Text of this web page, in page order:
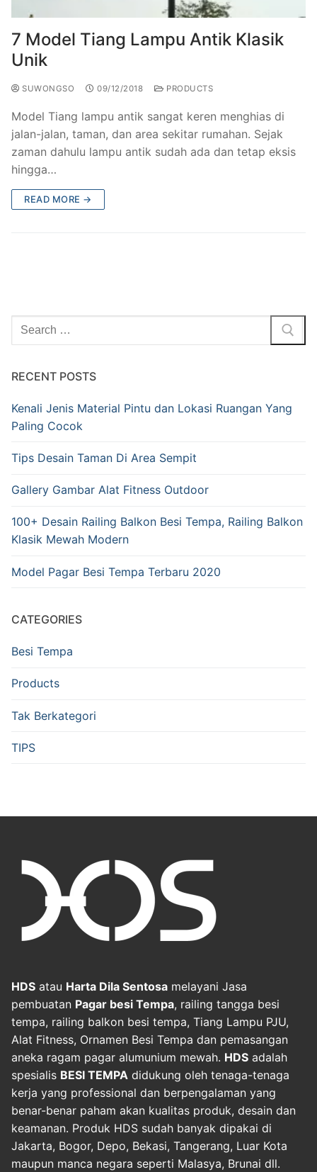
7 Model Tiang Lampu Antik Klasik
Unik
SUWONGSO 09/12/2018 PRODUCTS
Model Tiang lampu antik sangat keren menghias di
jalan-jalan, taman, dan area sekitar rumahan. Sejak
zaman dahulu lampu antik sudah ada dan tetap eksis
hingga…
READ MORE →
RECENT POSTS
Kenali Jenis Material Pintu dan Lokasi Ruangan Yang
Paling Cocok
Tips Desain Taman Di Area Sempit
Gallery Gambar Alat Fitness Outdoor
100+ Desain Railing Balkon Besi Tempa, Railing Balkon
Klasik Mewah Modern
Model Pagar Besi Tempa Terbaru 2020
CATEGORIES
Besi Tempa
Products
Tak Berkategori
TIPS
HDS atau Harta Dila Sentosa melayani Jasa
pembuatan Pagar besi Tempa, railing tangga besi
tempa, railing balkon besi tempa, Tiang Lampu PJU,
Alat Fitness, Ornamen Besi Tempa dan pemasangan
aneka ragam pagar alumunium mewah. HDS adalah
spesialis BESI TEMPA didukung oleh tenaga-tenaga
kerja yang professional dan berpengalaman yang
benar-benar paham akan kualitas produk, desain dan
keamanan. Produk HDS sudah banyak dipakai di
Jakarta, Bogor, Depo, Bekasi, Tangerang, Luar Kota
maupun manca negara seperti Malasya, Brunai dll.